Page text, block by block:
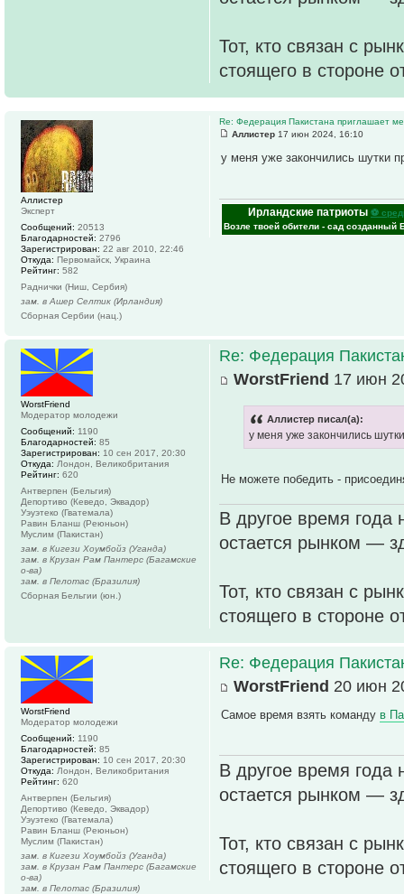
Тот, кто связан с
стоящего в стороне
Re: Федерация Пакистана приглашает
Аллистер 17 июн 2024, 16:10
у меня уже закончились шутки
Ирландские патриоты ⚽
Возле твоей обители - сад созданный
Аллистер
Эксперт
Сообщений: 20513
Благодарностей: 2796
Зарегистрирован: 22 авг 2010, 22:46
Откуда: Первомайск, Украина
Рейтинг: 582
Раднички (Ниш, Сербия)
зам. в Ашер Селтик (Ирландия)
Сборная Сербии (нац.)
Re: Федерация
WorstFriend 17 июн
Аллистер писал(а):
у меня уже закончились
Не можете победить -
В другое время года
остается рынком —
Тот, кто связан с
стоящего в стороне
WorstFriend
Модератор молодежи
Сообщений: 1190
Благодарностей: 85
Зарегистрирован: 10 сен 2017, 20:30
Откуда: Лондон, Великобритания
Рейтинг: 620
Антверпен (Бельгия)
Депортиво (Кеведо, Эквадор)
Уэуэтеко (Гватемала)
Равин Бланш (Реюньон)
Муслим (Пакистан)
зам. в Кигези Хоумбойз (Уганда)
зам. в Крузан Рам Пантерс (Багамские
о-ва)
зам. в Пелотас (Бразилия)
Сборная Бельгии (юн.)
Re: Федерация
WorstFriend 20 июн
Самое время взять команду в
В другое время года
остается рынком —
Тот, кто связан с
стоящего в стороне
WorstFriend
Модератор молодежи
Сообщений: 1190
Благодарностей: 85
Зарегистрирован: 10 сен 2017, 20:30
Откуда: Лондон, Великобритания
Рейтинг: 620
Антверпен (Бельгия)
Депортиво (Кеведо, Эквадор)
Уэуэтеко (Гватемала)
Равин Бланш (Реюньон)
Муслим (Пакистан)
зам. в Кигези Хоумбойз (Уганда)
зам. в Крузан Рам Пантерс (Багамские
о-ва)
зам. в Пелотас (Бразилия)